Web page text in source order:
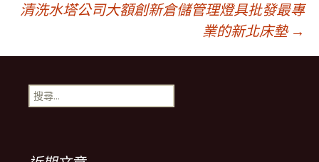
章
導
覽
清洗水塔公司大額創新倉儲管理燈具批發最專
業的新北床墊 →
搜
尋